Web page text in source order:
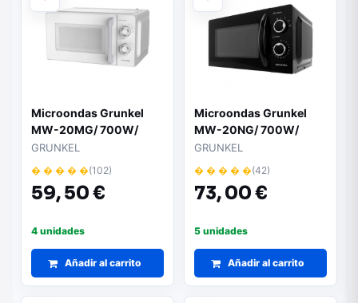
Microondas Grunkel
MW-20MG/ 700W/
Capacidad 20L/ Blanco
GRUNKEL
� � � � �(102)
59,50 €
4 unidades
Añadir al carrito
Microondas Grunkel
MW-20NG/ 700W/
Capacidad 20L/ Negro
GRUNKEL
� � � � �(42)
73,00 €
5 unidades
Añadir al carrito